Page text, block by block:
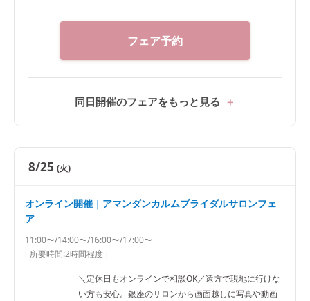
フェア予約
同日開催のフェアをもっと見る
8/25 (火)
オンライン開催｜アマンダンカルムブライダルサロンフェ
ア
11:00〜/14:00〜/16:00〜/17:00〜
[ 所要時間:2時間程度]
＼定休日もオンラインで相談OK／遠方で現地に行けな
い方も安心。銀座のサロンから画面越しに写真や動画